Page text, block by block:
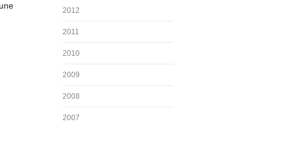
2012
2011
2010
2009
2008
2007